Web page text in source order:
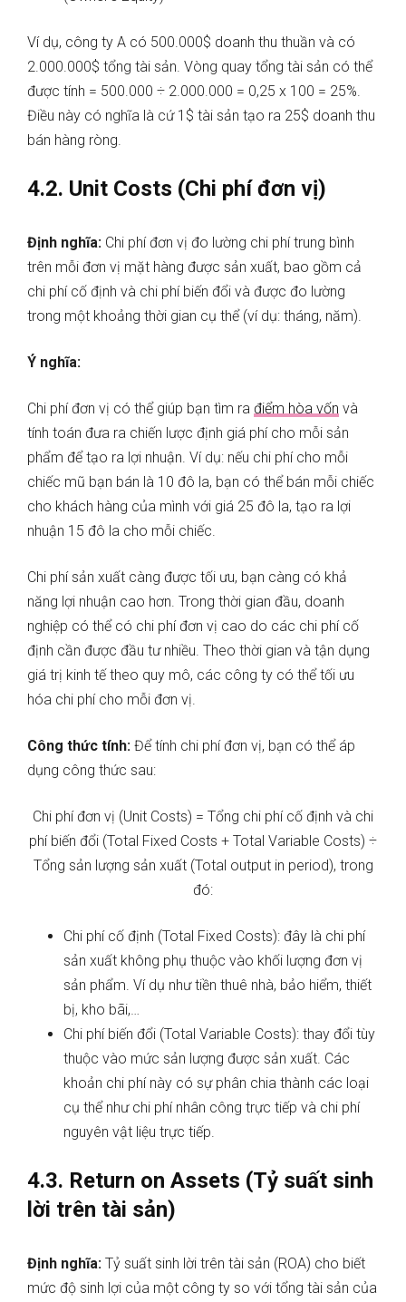
Ví dụ, công ty A có 500.000$ doanh thu thuần và có
2.000.000$ tổng tài sản. Vòng quay tổng tài sản có thể
được tính = 500.000 ÷ 2.000.000 = 0,25 x 100 = 25%.
Điều này có nghĩa là cứ 1$ tài sản tạo ra 25$ doanh thu
bán hàng ròng.
4.2. Unit Costs (Chi phí đơn vị)
Định nghĩa: Chi phí đơn vị đo lường chi phí trung bình
trên mỗi đơn vị mặt hàng được sản xuất, bao gồm cả
chi phí cố định và chi phí biến đổi và được đo lường
trong một khoảng thời gian cụ thể (ví dụ: tháng, năm).
Ý nghĩa:
Chi phí đơn vị có thể giúp bạn tìm ra điểm hòa vốn và
tính toán đưa ra chiến lược định giá phí cho mỗi sản
phẩm để tạo ra lợi nhuận. Ví dụ: nếu chi phí cho mỗi
chiếc mũ bạn bán là 10 đô la, bạn có thể bán mỗi chiếc
cho khách hàng của mình với giá 25 đô la, tạo ra lợi
nhuận 15 đô la cho mỗi chiếc.
Chi phí sản xuất càng được tối ưu, bạn càng có khả
năng lợi nhuận cao hơn. Trong thời gian đầu, doanh
nghiệp có thể có chi phí đơn vị cao do các chi phí cố
định cần được đầu tư nhiều. Theo thời gian và tận dụng
giá trị kinh tế theo quy mô, các công ty có thể tối ưu
hóa chi phí cho mỗi đơn vị.
Công thức tính: Để tính chi phí đơn vị, bạn có thể áp
dụng công thức sau:
Chi phí đơn vị (Unit Costs) = Tổng chi phí cố định và chi
phí biến đổi (Total Fixed Costs + Total Variable Costs) ÷
Tổng sản lượng sản xuất (Total output in period), trong
đó:
Chi phí cố định (Total Fixed Costs): đây là chi phí
sản xuất không phụ thuộc vào khối lượng đơn vị
sản phẩm. Ví dụ như tiền thuê nhà, bảo hiểm, thiết
bị, kho bãi,…
Chi phí biến đổi (Total Variable Costs): thay đổi tùy
thuộc vào mức sản lượng được sản xuất. Các
khoản chi phí này có sự phân chia thành các loại
cụ thể như chi phí nhân công trực tiếp và chi phí
nguyên vật liệu trực tiếp.
4.3. Return on Assets (Tỷ suất sinh
lời trên tài sản)
Định nghĩa: Tỷ suất sinh lời trên tài sản (ROA) cho biết
mức độ sinh lợi của một công ty so với tổng tài sản của